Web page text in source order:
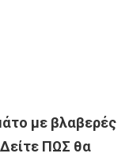
με βλαβερές
ΠΩΣ θα